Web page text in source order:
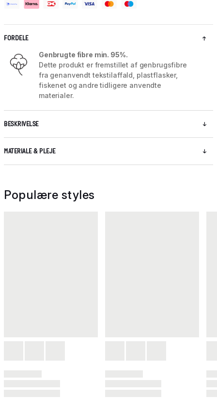
FORDELE
Genbrugte fibre min. 95%.
Dette produkt er fremstillet af genbrugsfibre
fra genanvendt tekstilaffald, plastflasker,
fiskenet og andre tidligere anvendte
materialer.
BESKRIVELSE
MATERIALE & PLEJE
Populære styles